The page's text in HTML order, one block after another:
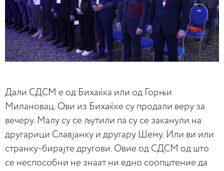
Дали СДСМ е од Бихаќка или од Горњи
Милановац. Ови из Бихаќке су продали веру за
вечеру. Малу су се љутили па су се заканули на
другарици Славјанку и другару Шему. Или ви или
странку-бирајте другови. Овие од СДСМ од што
се неспособни не знаат ни едно соопштение да